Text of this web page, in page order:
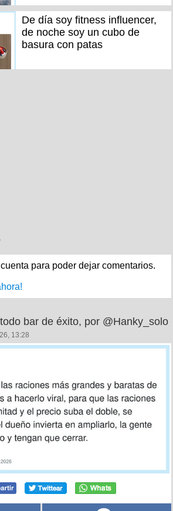
De día soy fitness influencer,
de noche soy un cubo de
basura con patas
para poder dejar comentarios.
bar de éxito, por @Hanky_solo
13:28